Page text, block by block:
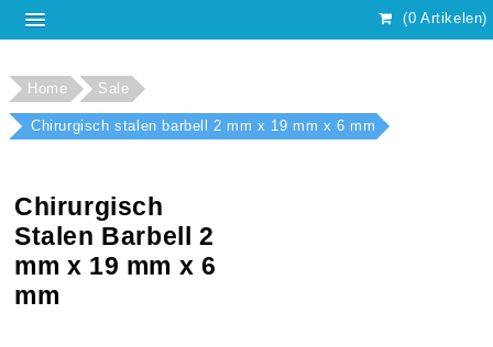
(0 Artikelen)
Home Sale
Chirurgisch stalen barbell 2 mm x 19 mm x 6 mm
Chirurgisch
Stalen Barbell 2
mm x 19 mm x 6
mm